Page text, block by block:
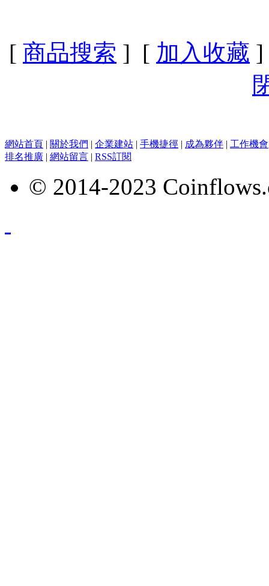
[ 商品搜索 ] [ 加入收藏
網站首頁 | 關於我們 | 企業建站 | 手機捷徑 | 成為夥伴 | 工作機會
排名推廣 | 網站留言 | RSS訂閱
© 2014-2023